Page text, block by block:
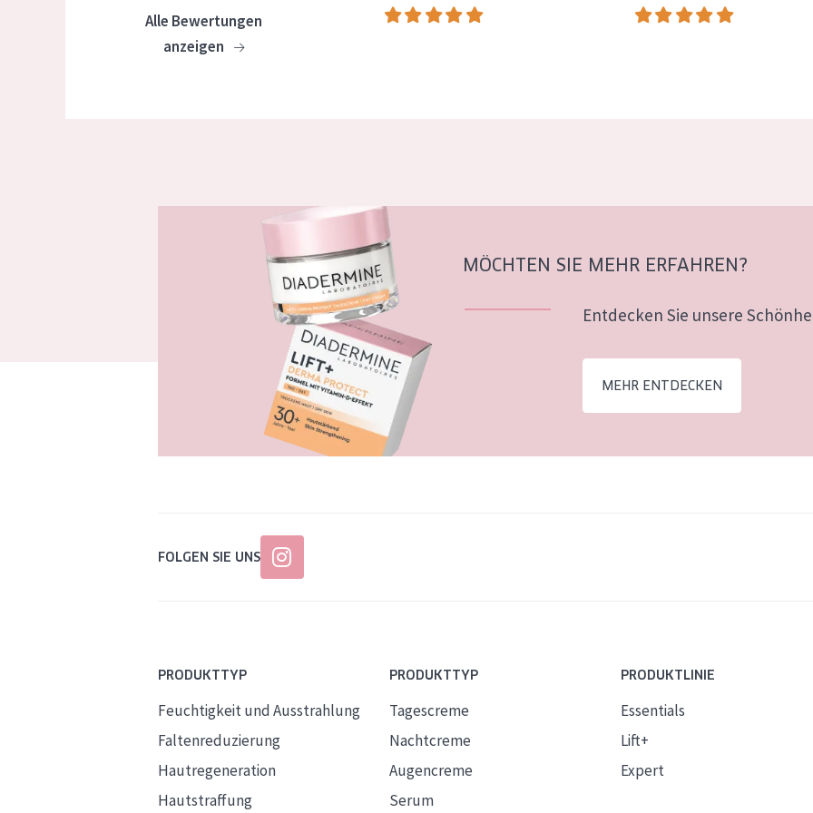
Alle Bewertungen
anzeigen
MÖCHTEN SIE MEHR ERFAHREN?
Entdecken Sie unsere
MEHR ENTDECKEN
FOLGEN SIE UNS
PRODUKTTYP
Feuchtigkeit und Ausstrahlung
Faltenreduzierung
Hautregeneration
Hautstraffung
PRODUKTTYP
Tagescreme
Nachtcreme
Augencreme
Serum
PRODUKTLINIE
Essentials
Lift+
Expert